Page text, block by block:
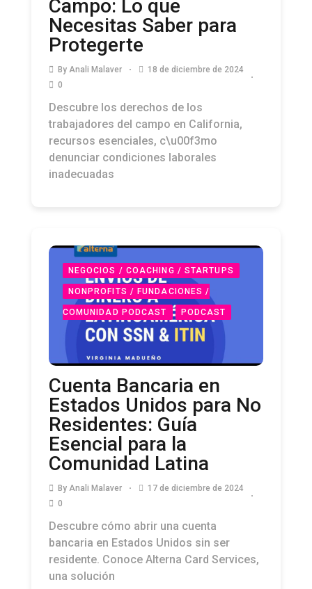
Campo: Lo que
Necesitas Saber para
Protegerte
By Anali Malaver
18 de diciembre de 2024
0
Descubre los derechos de los
trabajadores del campo en California,
recursos esenciales, c\u00f3mo
denunciar condiciones laborales
inadecuadas
NEGOCIOS / COACHING / STARTUPS
NONPROFITS / FUNDACIONES /
COMUNIDAD PODCAST PODCAST
Cuenta Bancaria en
Estados Unidos para No
Residentes: Guía
Esencial para la
Comunidad Latina
By Anali Malaver
17 de diciembre de 2024
0
Descubre cómo abrir una cuenta
bancaria en Estados Unidos sin ser
residente. Conoce Alterna Card Services,
una solución